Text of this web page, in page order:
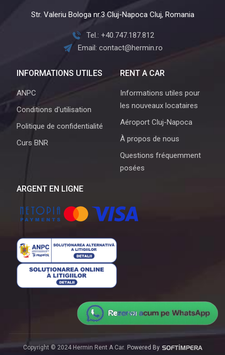
Str. Valeriu Bologa nr.3 Cluj-Napoca Cluj, Romania
Tel.: +40.747.187.812
Email: contact@hermin.ro
INFORMATIONS UTILES
ANPC
Conditions d'utilisation
Politique de confidentialité
Curs BNR
RENT A CAR
Informations utiles pour
les nouveaux locataires
Aéroport Cluj-Napoca
À propos de nous
Questions fréquemment
posées
ARGENT EN LIGNE
Copyright © 2024 Hermin Rent A Car. Powered By